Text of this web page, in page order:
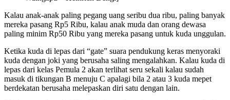
Kalau anak-anak paling pegang uang seribu dua ribu, paling banyak
mereka pasang Rp5 Ribu, kalau anak muda dan orang dewasa
paling minim Rp50 Ribu yang mereka pasang untuk kuda unggulan.
Ketika kuda di lepas dari “gate” suara pendukung keras menyoraki
kuda dengan joki yang berusaha saling mengalahkan. Kalau kuda di
lepas dari kelas Pemula 2 akan terlihat seru sekali kalau sudah
masuk di tikungan B menuju C apalagi bila 2 atau 3 kuda mepet
berdekatan berusaha melepaskan diri satu dengan lain.